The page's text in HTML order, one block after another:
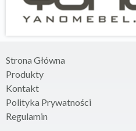
Strona Główna
Produkty
Kontakt
Polityka Prywatności
Regulamin